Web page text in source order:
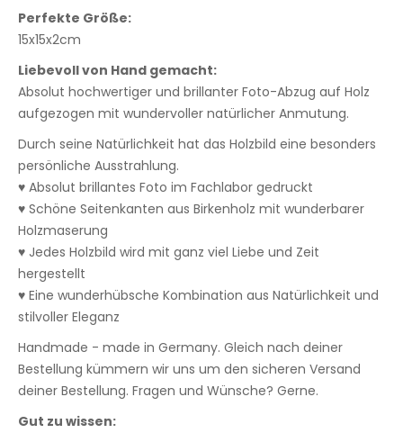
Perfekte Größe:
15x15x2cm
Liebevoll von Hand gemacht:
Absolut hochwertiger und brillanter Foto-Abzug auf Holz
aufgezogen mit wundervoller natürlicher Anmutung.
Durch seine Natürlichkeit hat das Holzbild eine besonders
persönliche Ausstrahlung.
♥ Absolut brillantes Foto im Fachlabor gedruckt
♥ Schöne Seitenkanten aus Birkenholz mit wunderbarer
Holzmaserung
♥ Jedes Holzbild wird mit ganz viel Liebe und Zeit
hergestellt
♥ Eine wunderhübsche Kombination aus Natürlichkeit und
stilvoller Eleganz
Handmade - made in Germany. Gleich nach deiner
Bestellung kümmern wir uns um den sicheren Versand
deiner Bestellung. Fragen und Wünsche? Gerne.
Gut zu wissen: